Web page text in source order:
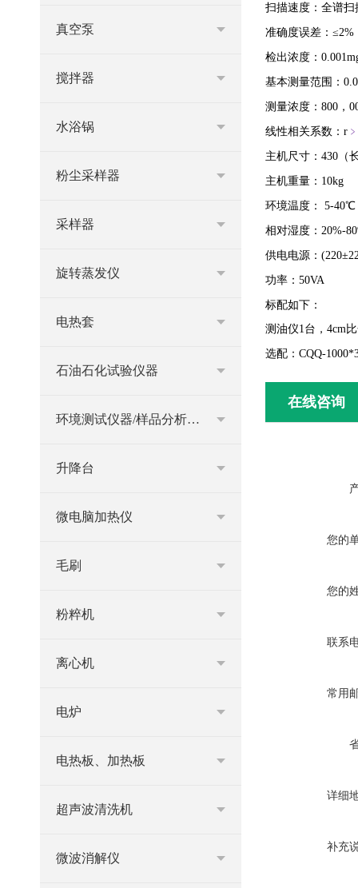
扫描速度：全谱
准确度误差：≤2%
检出浓度：
基本测量范围：
测量浓度：800，
线性相关系数：r ﹥
主机尺寸：430（
主机重量：10kg
环境温度： 5-40℃
相对湿度：20%-
供电电源：
功率：50VA
标配如下：
测油仪1台，4cm
选配： CQQ-
在线咨询
您的
您的
联系
常用
详细
补充
真空泵
搅拌器
水浴锅
粉尘采样器
采样器
旋转蒸发仪
电热套
石油石化试验仪器
环境测试仪器/样品分析仪器
升降台
微电脑加热仪
毛刷
粉粹机
离心机
电炉
电热板、加热板
超声波清洗机
微波消解仪